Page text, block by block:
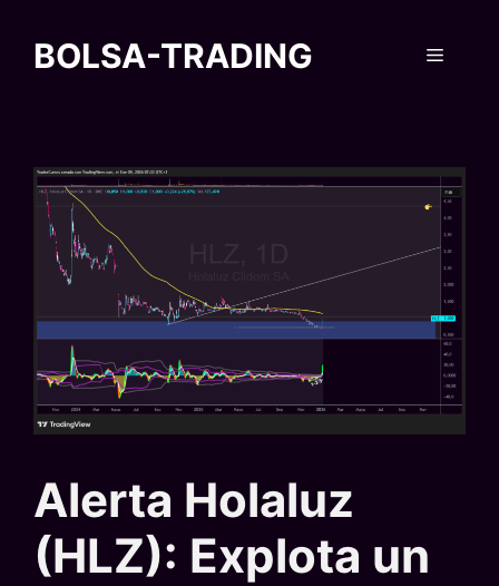
contenido
BOLSA-TRADING Menú
Alerta Holaluz
(HLZ): Explota un